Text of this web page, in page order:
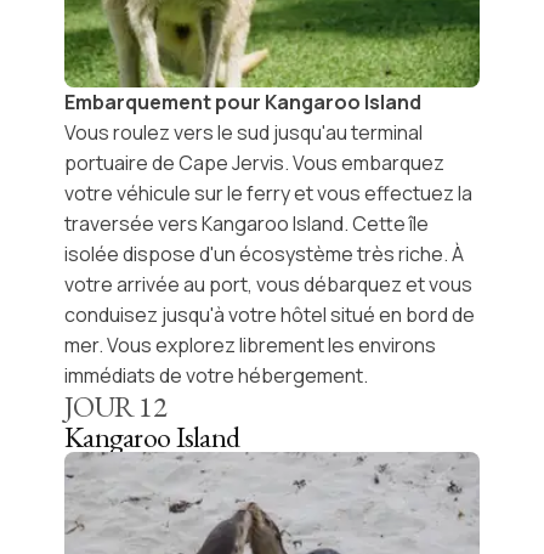
Embarquement pour Kangaroo Island
Vous roulez vers le sud jusqu'au terminal
portuaire de Cape Jervis. Vous embarquez
votre véhicule sur le ferry et vous effectuez la
traversée versKangaroo Island. Cette île
isolée dispose d'un écosystème très riche. À
votre arrivée au port, vous débarquez et vous
conduisez jusqu'à votre hôtel situé en bord de
mer. Vous explorez librement les environs
immédiats de votre hébergement.
JOUR12
Kangaroo Island